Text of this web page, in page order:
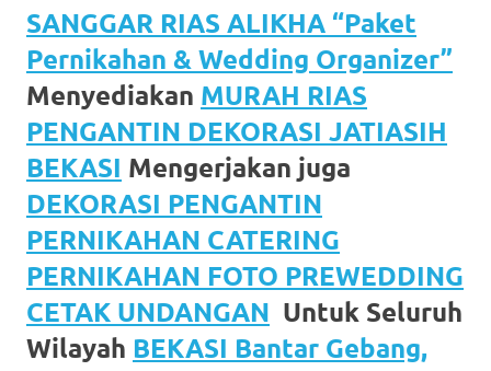
SANGGAR RIAS ALIKHA “Paket
Pernikahan & Wedding Organizer”
Menyediakan MURAH RIAS
PENGANTIN DEKORASI JATIASIH
BEKASI Mengerjakan juga
DEKORASI PENGANTIN
PERNIKAHAN CATERING
PERNIKAHAN FOTO PREWEDDING
CETAK UNDANGAN Untuk Seluruh
Wilayah BEKASI Bantar Gebang,